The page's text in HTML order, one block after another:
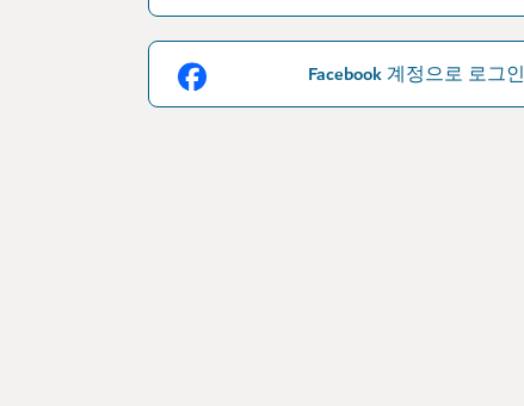
Facebook 계정으로 로그인